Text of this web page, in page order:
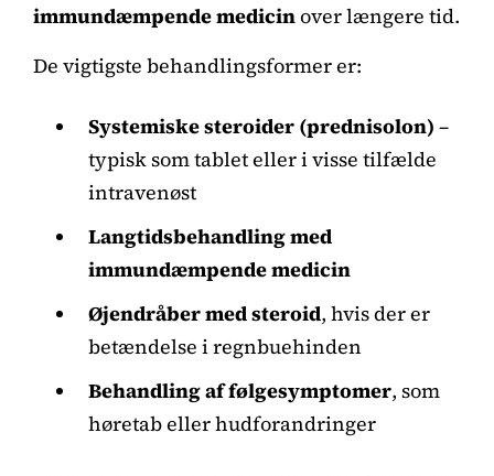
immundæmpende medicinover længere tid.
De vigtigste behandlingsformer er:
Systemiske steroider (prednisolon) –
typisk som tablet eller i visse tilfælde
intravenøst
Langtidsbehandling med
immundæmpende medicin
Øjendråber med steroid, hvis der er
betændelse i regnbuehinden
Behandling af følgesymptomer, som
høretab eller hudforandringer